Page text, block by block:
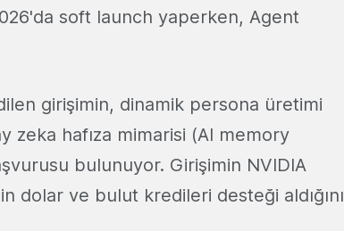
soft launch yaperken, Agent
girişimin, dinamik persona üretimi
zeka hafıza mimarisi (AI memory
bulunuyor. Girişimin NVIDIA
dolar ve bulut kredileri desteği aldığını